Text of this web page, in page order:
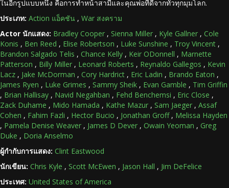
ในอีกรูปแบบหนึ่ง คือการทำหน้าสามีและคุณพ่อที่ดีจากทั่วทุกมุมโลก.
ประเภท: Action แอ็คชัน , War สงคราม
Actor นักแสดง: Bradley Cooper , Sienna Miller , Kyle Gallner , Cole
Konis , Ben Reed , Elise Robertson , Luke Sunshine , Troy Vincent ,
Brandon Salgado Telis , Chance Kelly , Keir ODonnell , Marnette
Patterson , Billy Miller , Leonard Roberts , Reynaldo Gallegos , Kevin
Lacz , Jake McDorman , Cory Hardrict , Eric Ladin , Brando Eaton ,
James Ryen , Luke Grimes , Sammy Sheik , Evan Gamble , Tim Griffin
, Brian Hallisay , Navid Negahban , Fehd Benchemsi , Eric Close ,
Zack Duhame , Mido Hamada , Kathe Mazur , Sam Jaeger , Assaf
Cohen , Fahim Fazli , Hector Bucio , Jonathan Groff, Melissa Hayden
, Pamela Denise Weaver , James D Dever , Owain Yeoman , Greg
Duke , Doria Anselmo
ผู้กำกับการแสดง: Clint Eastwood
นักเขียน: Chris Kyle , Scott McEwen , Jason Hall , Jim DeFelice
ประเทศ: United States of America